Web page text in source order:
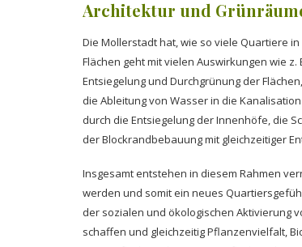
Architektur und
Die Mollerstadt hat, wie so viele Quartiere
Flächen geht mit vielen Auswirkungen wie
Entsiegelung und Durchgrünung der
die Ableitung von Wasser in die
durch die Entsiegelung der Innenhöfe, die
der Blockrandbebauung mit gleichzeitiger
Insgesamt entstehen in diesem Rahmen
werden und somit ein neues
der sozialen und ökologischen Aktivierung
schaffen und gleichzeitig Pflanzenvielfalt,